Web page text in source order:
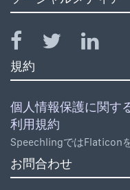
規約
個人情報保護に関す
利用規約
SpeechlingではFlaticon
お問合わせ